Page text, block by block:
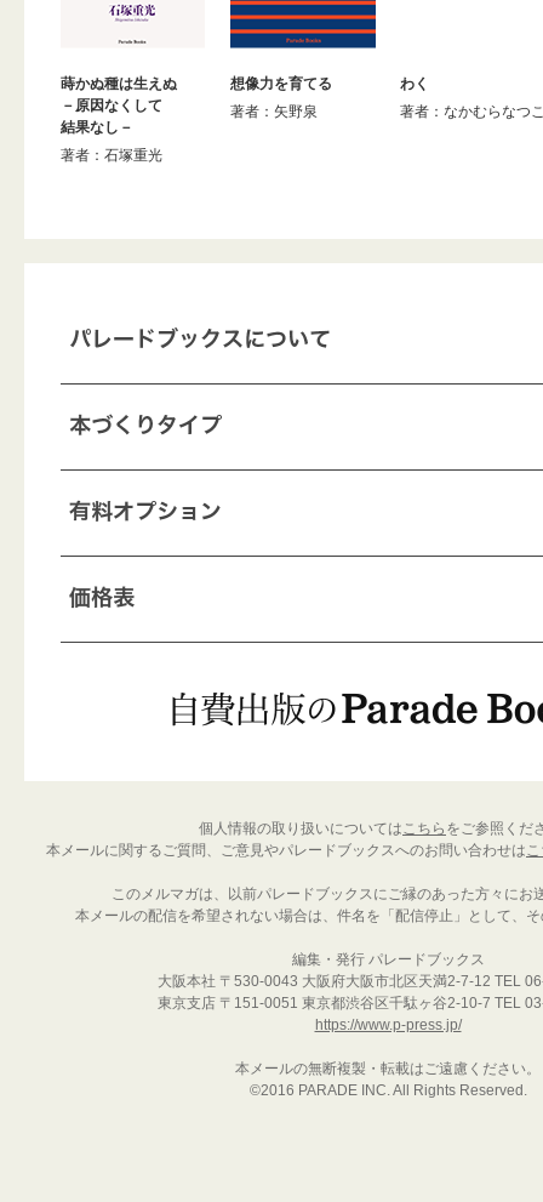
蒔かぬ種は生えぬ
－原因なくして
結果なし－
著者：石塚重光
想像力を育てる
著者：矢野泉
わく
著者：なかむらなつ
個人情報の取り扱いについてはこちら をご参照くだ
本メールに関するご質問、ご意見やパレードブックスへのお問い合わせは
このメルマガは、以前パレードブックスにご縁のあった方々にお
本メールの配信を希望されない場合は、件名を「配信停止」として、
編集・発行 パレードブックス
大阪本社 〒530-0043 大阪府大阪市北区天満2-7-12 TEL
東京支店 〒151-0051 東京都渋谷区千駄ヶ谷2-10-7 TEL
https://www.p-press.jp/
本メールの無断複製・転載はご遠慮ください。
©2016 PARADE INC. All Rights Reserved.